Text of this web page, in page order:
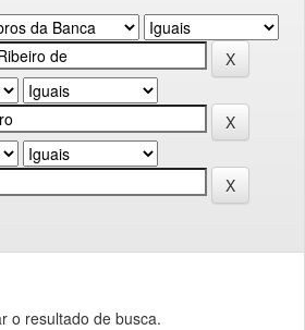
o resultado de busca.